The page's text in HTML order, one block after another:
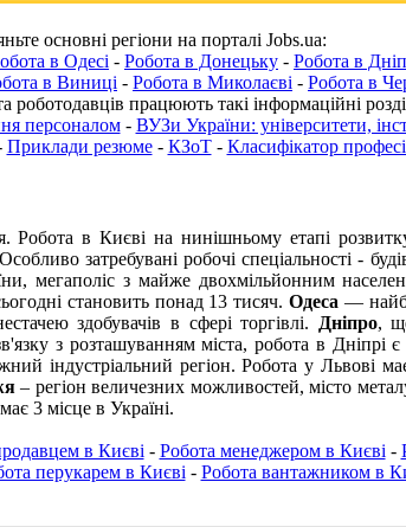
основні регіони на порталі Jobs.ua:
в Одесі - Робота в Донецьку - Робота в
в Виниці - Робота в Миколаєві - Робота в
роботодавців працюють такі інформаційні
персоналом- ВУЗи України: університети,
Приклади резюме- КЗоТ- Класифікатор
Робота в Києві на нинішньому етапі
затребувані робочі спеціальності -
мегаполіс з майже двохмільйонним
становить понад 13 тисяч.Одеса —
здобувачів в сфері торгівлі. Дніпро,
з розташуванням міста,робота в Дніпрі є
індустріальний регіон.Робота у Львові
– регіон величезних можливостей, місто
3 місце в Україні.
в Києві - Робота менеджером в Києві -
перукарем в Києві - Робота вантажником в